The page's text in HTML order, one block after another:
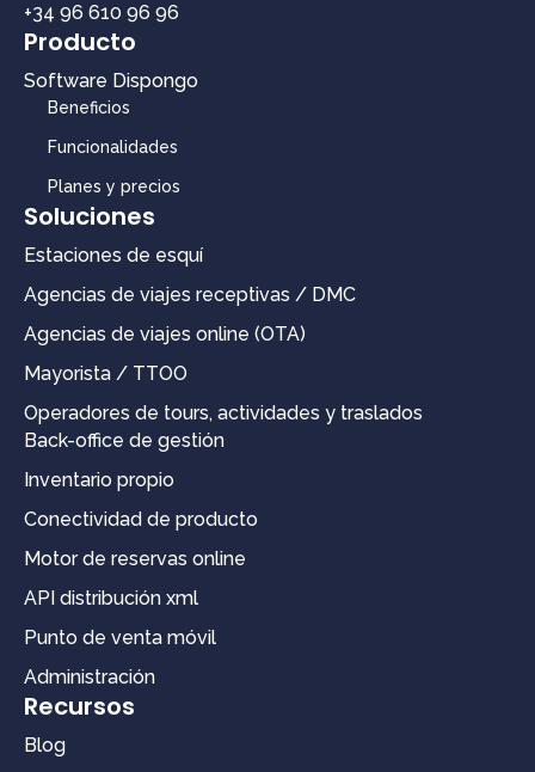
+34 96 610 96 96
Producto
Software Dispongo
Beneficios
Funcionalidades
Planes y precios
Soluciones
Estaciones de esquí
Agencias de viajes receptivas / DMC
Agencias de viajes online (OTA)
Mayorista / TTOO
Operadores de tours, actividades y traslados
Back-office de gestión
Inventario propio
Conectividad de producto
Motor de reservas online
API distribución xml
Punto de venta móvil
Administración
Recursos
Blog